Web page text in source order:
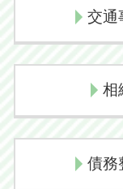
交通
交通事故慰
交通事故
相
代襲相続 相
債務